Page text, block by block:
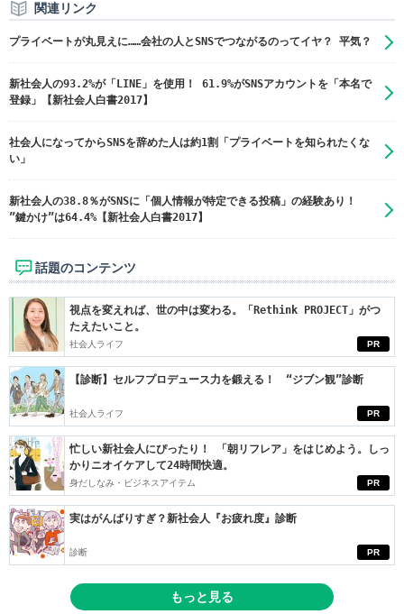
関連リンク
プライベートが丸見えに……会社の人とSNSでつながるのってイヤ？ 平気？
新社会人の93.2%が「LINE」を使用！ 61.9%がSNSアカウントを「本名で
登録」【新社会人白書2017】
社会人になってからSNSを辞めた人は約1割「プライベートを知られたくな
い」
新社会人の38.8％がSNSに「個人情報が特定できる投稿」の経験あり！
”鍵かけ”は64.4%【新社会人白書2017】
話題のコンテンツ
PR
視点を変えれば、世の中は変わる。「Rethink PROJECT」がつ
たえたいこと。
社会人ライフ
PR
【診断】セルフプロデュース力を鍛える！ “ジブン観”診断
社会人ライフ
PR
忙しい新社会人にぴったり！ 「朝リフレア」をはじめよう。しっ
かりニオイケアして24時間快適。
身だしなみ・ビジネスアイテム
PR
実はがんばりすぎ？新社会人『お疲れ度』診断
診断
もっと見る